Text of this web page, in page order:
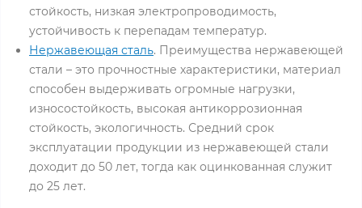
стойкость, низкая электропроводимость,
устойчивость к перепадам температур.
Нержавеющая сталь. Преимущества нержавеющей
стали – это прочностные характеристики, материал
способен выдерживать огромные нагрузки,
износостойкость, высокая антикоррозионная
стойкость, экологичность. Средний срок
эксплуатации продукции из нержавеющей стали
доходит до 50 лет, тогда как оцинкованная служит
до 25 лет.